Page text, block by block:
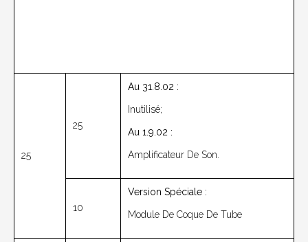
25
25
Au 31.8.02 :
Inutilisé;
Au 1.9.02 :
Amplificateur De Son.
10
Version Spéciale :
Module De Coque De Tube